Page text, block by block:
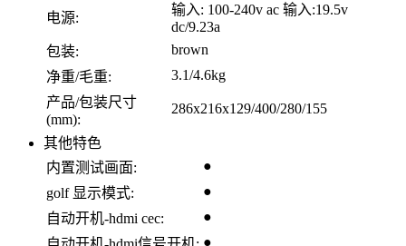
电源:
输入: 100-240v ac 输入:19.5v
dc/9.23a
包装:
brown
净重/毛重:
3.1/4.6kg
产品/包装尺寸
(mm):
286x216x129/400/280/155
其他特色
内置测试画面:
●
golf 显示模式:
●
自动开机-hdmi cec:
●
●